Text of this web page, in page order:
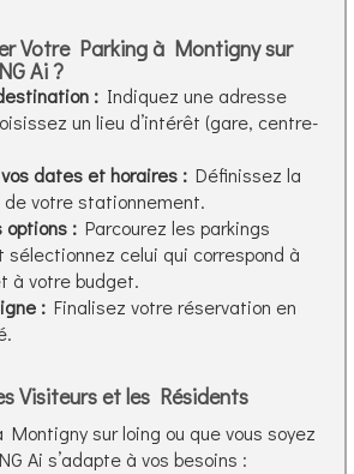
Votre Parking à Montigny sur
Ai ?
: Indiquez une adresse
un lieu d’intérêt (gare, centre-
dates et horaires : Définissez la
votre stationnement.
options : Parcourez les parkings
sélectionnez celui qui correspond à
à votre budget.
: Finalisez votre réservation en
Visiteurs et les Résidents
Montigny sur loing ou que vous soyez
Ai s’adapte à vos besoins :